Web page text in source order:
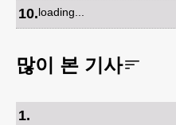
10.loading...
많이 본 기사
1.